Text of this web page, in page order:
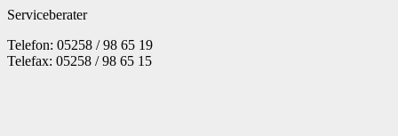
Serviceberater
Telefon: 05258 / 98 65 19
Telefax: 05258 / 98 65 15